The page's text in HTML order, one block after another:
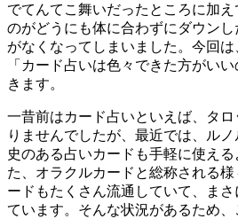
でてんてこ舞いだったところに加
のがどうにも体に合わずにダウン
がなくなってしまいました。今回
「カード占いは色々できた方がい
きます。
一昔前はカード占いといえば、タ
りませんでしたが、最近では、ル
史のある占いカードも手軽に使え
た、オラクルカードと総称される
ードもたくさん流通していて、ま
ています。そんな状況があるため